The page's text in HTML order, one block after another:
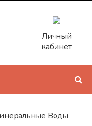
Личный
кабинет
Воды